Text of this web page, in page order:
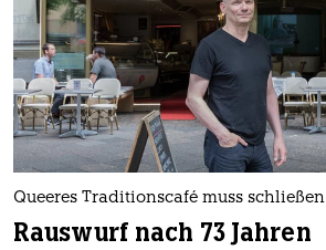
Queeres Traditionscafé muss schließen
Rauswurf nach 73 Jahren